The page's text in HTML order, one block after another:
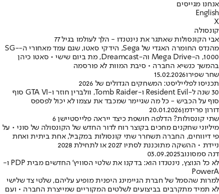
אנחנו מגייסים
English
X
קונסולה
אבי הקונסולות שאתגר את נינטנדו - הלך לעולמו בגיל 77
מהנדס החומרה האגדי של Sega, הידקי סאטו, שגם עמד מאחורי ה-SG-
1000, ה-Mega Drive וה-Dreamcast, מת ביום שישי • סאטו כיהן
בהמשך כנשיא החברה • סיבת המוות לא פורסמה
שחר שפירו15.02.2026
תכניסו לפלייליסט: המשחקים הגדולים של 2026
30 שנה ל-Resident Evil ו-Tomb Raider, וולברין חוזר ו-GTA VI סוף
סוף על הכביש - כל מה שגיימר שמכבד את עצמו לא יכול לפספס
דורון פרידמן20.01.2026
שתי קונסולות? הדלפה חושפת כיצד ייראה פלייסטיישן 6
מיליוני שחקנים מחכים בקוצר רוח לדור החדש של הקונסולה של סוני • על
פי דיווחים, החברה תשחרר שתי קונסולות במקביל, אחת ביתית ואחת
ניידת • ההשקה מתוכננת לסתיו 2027 או לתחילת 2028
דנה סמסונוב03.09.2025
לא כל הנוצץ, נינטנדו הוא: בדקנו את שלטי הסוויץ' החדשים מבית PDP ו-
PowerA
למרות שהסמל של חברת הגיימינג היפנית מופיע עליהם, שלטי צד שלישי
לא תמיד מתקרבים בביצועים לשלטים המקוריים שמייצרת החברה • ועם